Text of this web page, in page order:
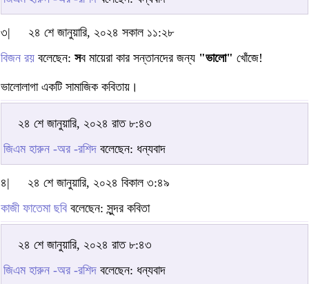
৩|
২৪ শে জানুয়ারি, ২০২৪ সকাল ১১:২৮
বিজন রয় বলেছেন: সব মায়েরা কার সন্তানদের জন্য "ভালো" খোঁজে!
ভালোলাগা একটি সামাজিক কবিতায়।
২৪ শে জানুয়ারি, ২০২৪ রাত ৮:৪৩
জিএম হারুন -অর -রশিদ বলেছেন: ধন্যবাদ
৪|
২৪ শে জানুয়ারি, ২০২৪ বিকাল ৩:৪৯
কাজী ফাতেমা ছবি বলেছেন: সুন্দর কবিতা
২৪ শে জানুয়ারি, ২০২৪ রাত ৮:৪৩
জিএম হারুন -অর -রশিদ বলেছেন: ধন্যবাদ